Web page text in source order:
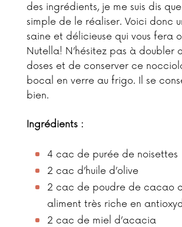
des ingrédients, je me suis dis
simple de le réaliser. Voici donc
saine et délicieuse qui vous fera
Nutella! N’hésitez pas à doubler
doses et de conserver ce
bocal en verre au frigo. Il se
bien.
Ingrédients :
4 cac de purée de noisettes
2 cac d’huile d’olive
2 cac de poudre de cacao
aliment très riche en
2 cac de miel d’acacia